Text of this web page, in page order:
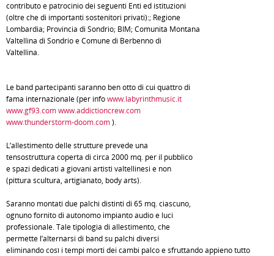
contributo e patrocinio dei seguenti Enti ed istituzioni
(oltre che di importanti sostenitori privati):; Regione
Lombardia; Provincia di Sondrio; BIM; Comunità Montana
Valtellina di Sondrio e Comune di Berbenno di
Valtellina.
Le band partecipanti saranno ben otto di cui quattro di
fama internazionale (per infowww.labyrinthmusic.it
www.gf93.comwww.addictioncrew.com
www.thunderstorm-doom.com).
L’allestimento delle strutture prevede una
tensostruttura coperta di circa 2000 mq. per il pubblico
e spazi dedicati a giovani artisti valtellinesi e non
(pittura scultura, artigianato, body arts).
Saranno montati due palchi distinti di 65 mq. ciascuno,
ognuno fornito di autonomo impianto audio e luci
professionale. Tale tipologia di allestimento, che
permette l’alternarsi di band su palchi diversi
eliminando così i tempi morti dei cambi palco e sfruttando appieno tutto